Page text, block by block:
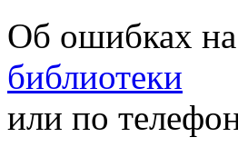
Об ошибках
библиотеки
или по